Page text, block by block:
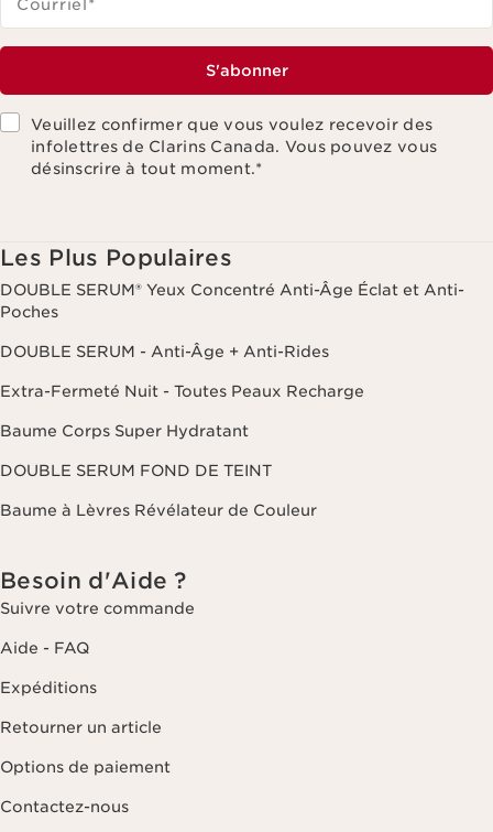
Courriel*
S'abonner
Veuillez confirmer que vous voulez recevoir des
infolettres de Clarins Canada. Vous pouvez vous
désinscrire à tout moment.*
Les Plus Populaires
DOUBLE SERUM® Yeux Concentré Anti-Âge Éclat et Anti-
Poches
DOUBLE SERUM - Anti-Âge + Anti-Rides
Extra-Fermeté Nuit - Toutes Peaux Recharge
Baume Corps Super Hydratant
DOUBLE SERUM FOND DE TEINT
Baume à Lèvres Révélateur de Couleur
Besoin d'Aide ?
Suivre votre commande
Aide - FAQ
Expéditions
Retourner un article
Options de paiement
Contactez-nous